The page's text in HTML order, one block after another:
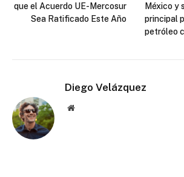
que el Acuerdo UE-Mercosur
Sea Ratificado Este Año
México y
principal
petróleo
Diego Velázquez
Website